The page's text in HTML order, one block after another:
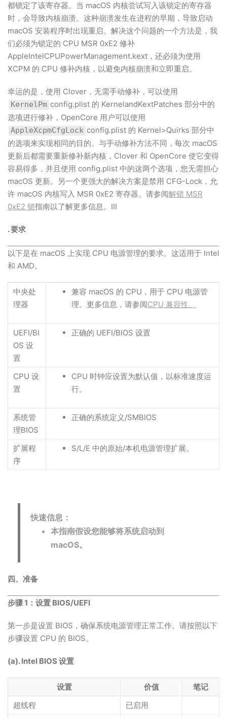
都锁定了该寄存器。当 macOS 内核尝试写入该锁定的寄存器
时，会导致内核崩溃。这种崩溃发生在进程的早期，导致启动
macOS 安装程序时出现重启。解决这个问题的一个方法是，我
们必须为锁定的 CPU MSR 0xE2 修补
AppleIntelCPUPowerManagement.kext，还必须为使用
XCPM 的 CPU 修补内核，以避免内核崩溃和立即重启。
幸运的是，使用 Clover，无需手动修补，可以使用
KernelPm config.plist 的 KernelandKextPatches 部分中的
选项进行修补，OpenCore 用户可以使用
AppleXcpmCfgLock config.plist 的 Kernel>Quirks 部分中
的选项来实现相同的目的。与手动修补方法不同，每次 macOS
更新后都需要重新修补新内核，Clover 和 OpenCore 使它变得
容易得多，并且使用 config.plist 中的这两个选项，您无需担心
macOS 更新。另一个更强大的解决方案是禁用 CFG-Lock，允
许 macOS 内核写入 MSR 0xE2 寄存器。请参阅解锁 MSR
0xE2 锁指南以了解更多信息。III
. 要求
以下是在 macOS 上实现 CPU 电源管理的要求。这适用于 Intel
和 AMD。
中央处
理器
兼容 macOS 的 CPU，用于 CPU 电源管
理。更多信息，请参阅CPU 兼容性。
UEFI/BI
OS 设
置
正确的 UEFI/BIOS 设置
CPU 设
置
CPU 时钟应设置为默认值，以标准速度运
行。
系统管
理BIOS
正确的系统定义/SMBIOS
扩展程
序
S/L/E 中的原始/本机电源管理扩展。
快速信息：
本指南假设您能够将系统启动到
macOS。
四、准备
步骤 1：设置 BIOS/UEFI
第一步是设置 BIOS，确保系统电源管理正常工作。请按照以下
步骤设置 CPU 的 BIOS。
(a). Intel BIOS 设置
设置 价值
笔记
超线程
已启用